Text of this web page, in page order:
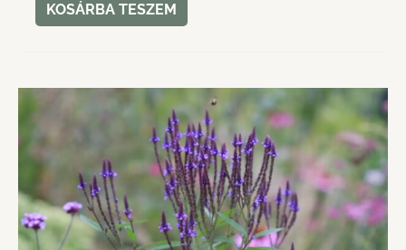
KOSÁRBA TESZEM